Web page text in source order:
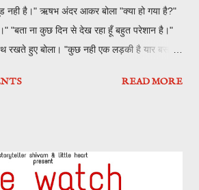
नही है।" ऋषभ अंदर आकर बोला "क्या हो गया है?"
"बता ना कुछ दिन से देख रहा हूँ बहुत परेशान है।"
हुए बोला। "कुछ नही एक लड़की है यार बस
??" ऋषभ परेशान होते हुए बोला "अच्छा सुन तुझे
घड़ी की टिक टिक को तोड़ते हुए दरवाजे की घण्टी
को होगा घर पर तो में अकेला रहता हूँ और दोस्तो
READ MORE